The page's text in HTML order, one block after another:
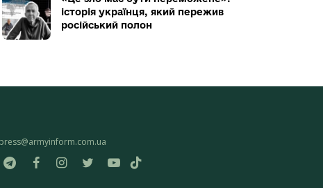
історія українця, який пережив
російський полон
press@armyinform.com.ua